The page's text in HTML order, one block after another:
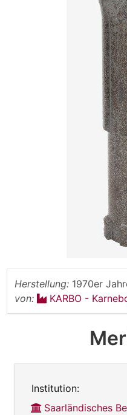
Herstellung: 1970er
von:
KARBO -
Institution:
Saarländisches